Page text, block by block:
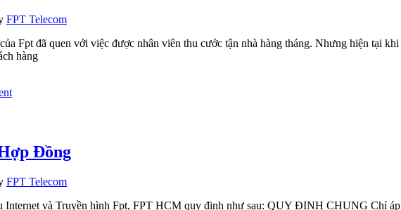
FPT Telecom
Fpt đã quen với việc được nhân viên thu cước tận nhà hàng tháng. Nhưng hiện tại
hàng
Đồng
FPT Telecom
và Truyền hình Fpt, FPT HCM quy định như sau: QUY ĐỊNH CHUNG Chỉ